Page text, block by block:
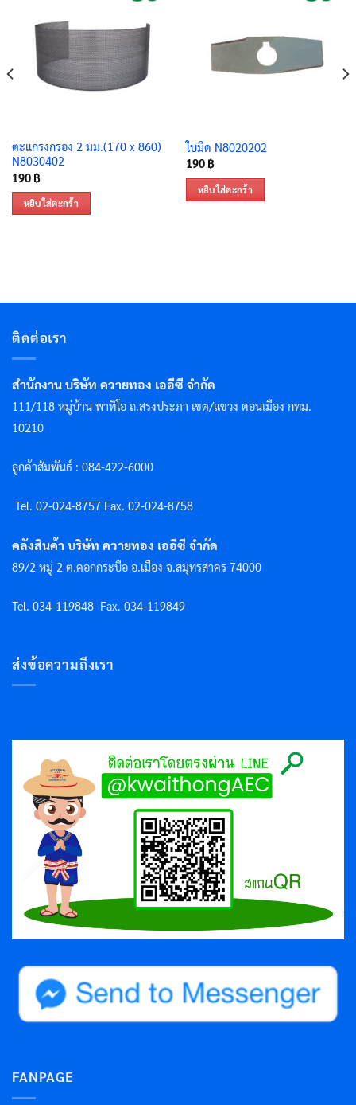
ตะแกรงกรอง 2 มม.(170 x 860)
N8030402
190 ฿
หยิบใส่ตะกร้า
ใบมีด N8020202
190 ฿
หยิบใส่ตะกร้า
ติดต่อเรา
สำนักงาน บริษัท ควายทอง เออีซี จำกัด
111/118 หมู่บ้าน พาทิโอ ถ.สรงประภา เขต/แขวง ดอนเมือง กทม.
10210
ลูกค้าสัมพันธ์ : 084-422-6000
Tel. 02-024-8757 Fax. 02-024-8758
คลังสินค้า บริษัท ควายทอง เออีซี จำกัด
89/2 หมู่ 2 ต.คอกกระบือ อ.เมือง จ.สมุทรสาคร 74000
Tel. 034-119848 Fax. 034-119849
ส่งข้อความถึงเรา
FANPAGE